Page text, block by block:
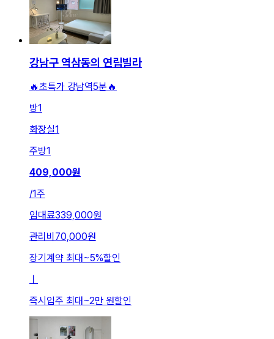
강남구 역삼동의 연립빌라
🔥초특가 강남역5분🔥
방1
화장실1
주방1
409,000원
/1주
임대료339,000원
관리비 70,000원
장기계약 최대 ~5%할인
즉시입주 최대 ~2만 원할인